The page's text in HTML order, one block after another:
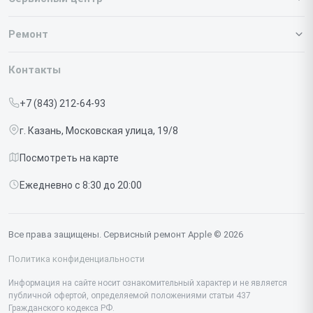
О нашем сервисе
Срочный ремонт
Доставка и способы оплаты
Диагностика
Контакты
Ремонт
Iphone
Studio Display
Vision Pro
Контакты
+7 (843) 212-64-93
г. Казань, Московская улица, 19/8
Посмотреть на карте
Ежедневно с 8:30 до 20:00
Все права защищены. Сервисный ремонт Apple © 2026
Политика конфиденциальности
Информация на сайте носит ознакомительный характер и не является
публичной офертой, определяемой положениями статьи 437
Гражданского кодекса РФ.